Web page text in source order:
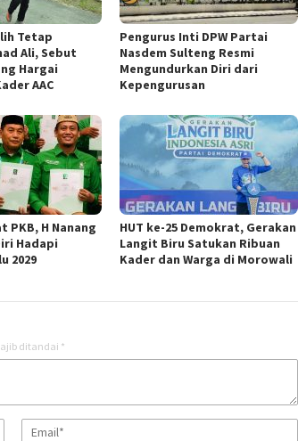
Tetap
Ali, Sebut
Hargai
AAC
Pengurus Inti DPW Partai
Nasdem Sulteng Resmi
Mengundurkan Diri dari
Kepengurusan
PKB, H Nanang
Hadapi
2029
HUT ke-25 Demokrat, Gerakan
Langit Biru Satukan Ribuan
Kader dan Warga di Morowali
ditandai *